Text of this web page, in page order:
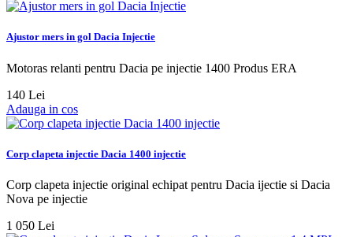
Ajustor mers in gol Dacia Injectie
Motoras relanti pentru Dacia pe injectie 1400 Produs ERA
140 Lei
Adauga in cos
Corp clapeta injectie Dacia 1400 injectie
Corp clapeta injectie original echipat pentru Dacia ijectie si Dacia
Nova pe injectie
1 050 Lei